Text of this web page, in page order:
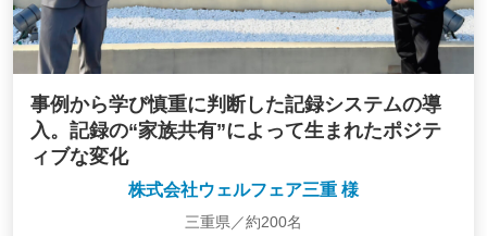
事例から学び慎重に判断した記録システムの導
入。記録の“家族共有”によって生まれたポジテ
ィブな変化
株式会社ウェルフェア三重 様
三重県／約200名